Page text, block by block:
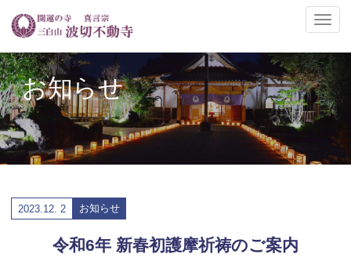
ナ
ゲ
ー
シ
ョ
の
切
お知らせ
2023.12. 2 お知らせ
令和6年 新春初護摩祈祷のご案内